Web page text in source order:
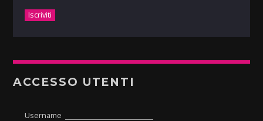
ACCESSO UTENTI
Username